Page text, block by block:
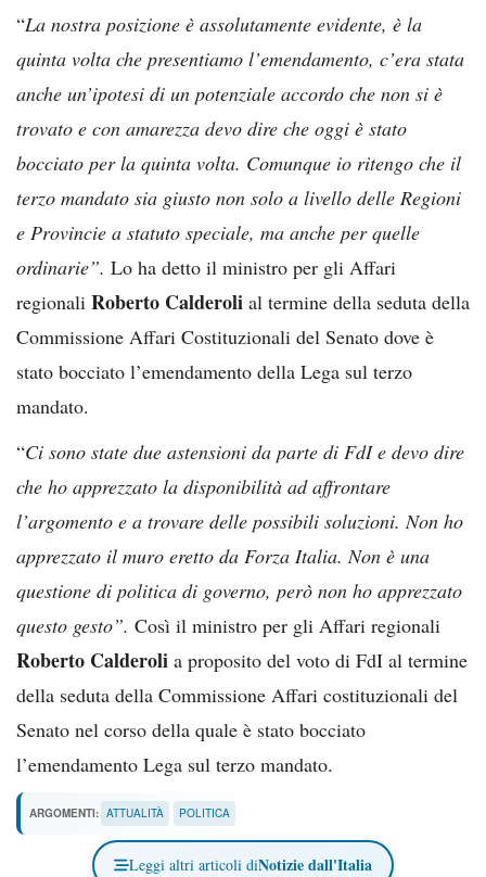
“La nostra posizione è assolutamente evidente, è la
quinta volta che presentiamo l’emendamento, c’era stata
anche un’ipotesi di un potenziale accordo che non si è
trovato e con amarezza devo dire che oggi è stato
bocciato per la quinta volta. Comunque io ritengo che il
terzo mandato sia giusto non solo a livello delle Regioni
e Provincie a statuto speciale, ma anche per quelle
ordinarie”. Lo ha detto il ministro per gli Affari
regionali Roberto Calderoli al termine della seduta della
Commissione Affari Costituzionali del Senato dove è
stato bocciato l’emendamento della Lega sul terzo
mandato.
“Ci sono state due astensioni da parte di FdI e devo dire
che ho apprezzato la disponibilità ad affrontare
l’argomento e a trovare delle possibili soluzioni. Non ho
apprezzato il muro eretto da Forza Italia. Non è una
questione di politica di governo, però non ho apprezzato
questo gesto”. Così il ministro per gli Affari regionali
Roberto Calderoli a proposito del voto di FdI al termine
della seduta della Commissione Affari costituzionali del
Senato nel corso della quale è stato bocciato
l’emendamento Lega sul terzo mandato.
ARGOMENTI: ATTUALITÀ POLITICA
Leggi altri articoli diNotizie dall'Italia